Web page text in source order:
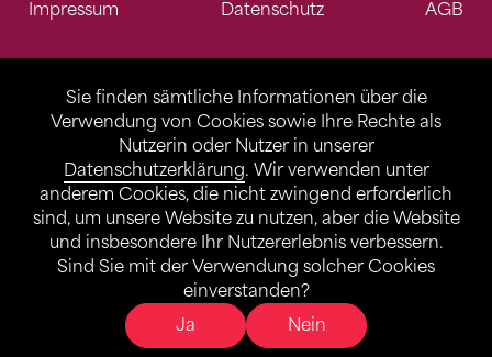
Sie finden sämtliche Informationen über die
Verwendung von Cookies sowie Ihre Rechte als
Nutzerin oder Nutzer in unserer
Datenschutzerklärung. Wir verwenden unter
anderem Cookies, die nicht zwingend erforderlich
sind, um unsere Website zu nutzen, aber die Website
und insbesondere Ihr Nutzererlebnis verbessern.
Sind Sie mit der Verwendung solcher Cookies
einverstanden?
Ja
Nein
Impressum Datenschutz AGB